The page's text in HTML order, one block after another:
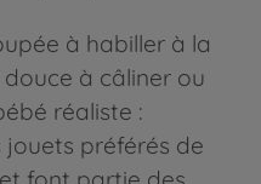
à habiller à la
à câliner ou
réaliste :
jouets préférés de